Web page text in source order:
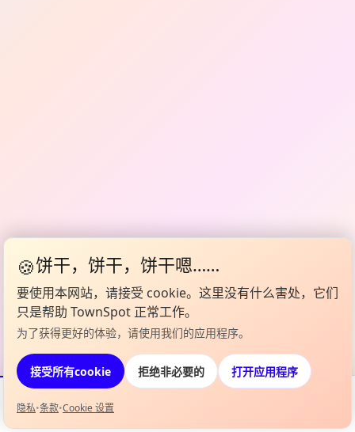
活动
🍪饼干，饼干，饼干嗯……
要使用本网站，请接受 cookie。这里没有什么害处，它们
只是帮助 TownSpot 正常工作。
为了获得更好的体验，请使用我们的应用程序。
接受所有cookie 拒绝非必要的 打开应用程序
隐私•条款•Cookie 设置